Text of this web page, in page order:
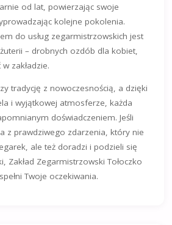
od lat, powierzając swoje
kolejne pokolenia.
do usług zegarmistrzowskich jest
– drobnych ozdób dla kobiet,
zakładzie.
tradycję z nowoczesnością, a dzięki
i wyjątkowej atmosferze, każda
doświadczeniem. Jeśli
z prawdziwego zdarzenia, który nie
ale też doradzi i podzieli się
Zakład Zegarmistrzowski Tołoczko
Twoje oczekiwania.